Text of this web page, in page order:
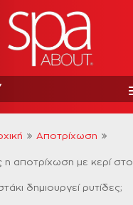
Αποτρίχωση
αποτρίχωση με κερί στο
δημιουργεί ρυτίδες;